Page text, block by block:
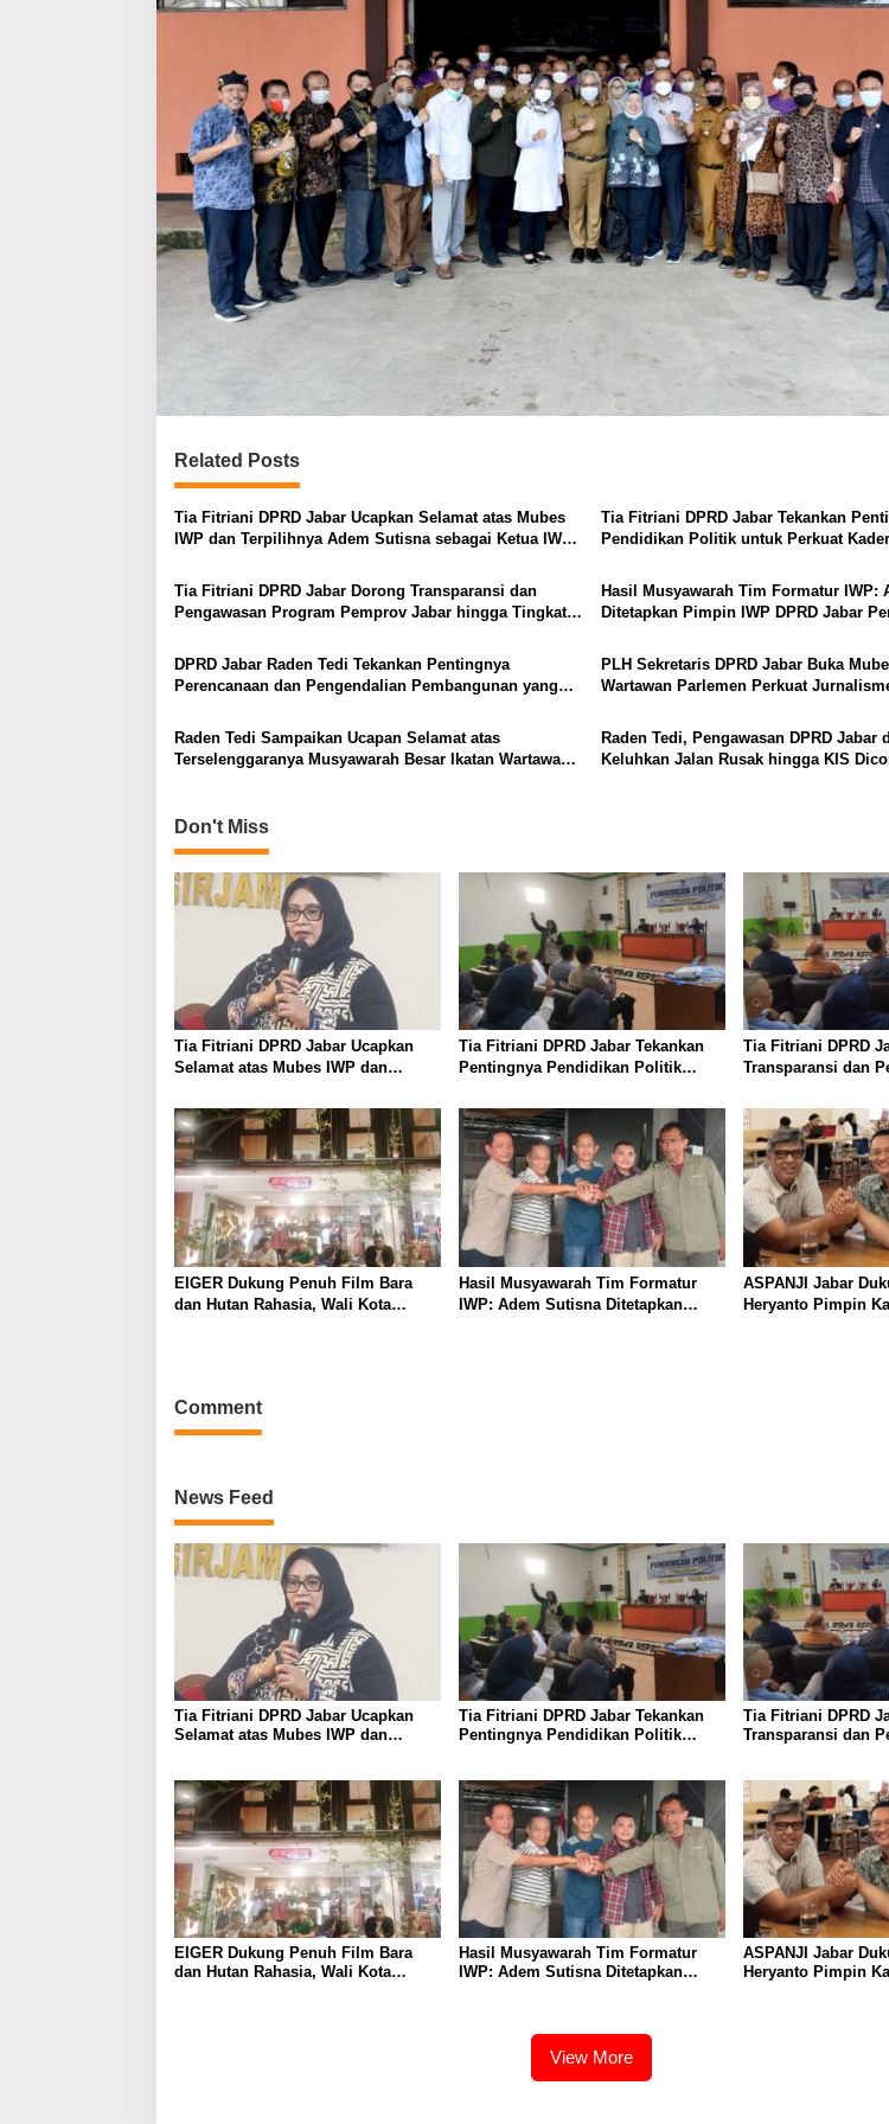
Related Posts
Tia Fitriani DPRD Jabar Ucapkan Selamat atas Mubes
IWP dan Terpilihnya Adem Sutisna sebagai Ketua IWP
Tia Fitriani DPRD Jabar Tekankan
Pendidikan Politik untuk Perkuat
Tia Fitriani DPRD Jabar Dorong Transparansi dan
Pengawasan Program Pemprov Jabar hingga Tingkat
Hasil Musyawarah Tim Formatur IWP:
Ditetapkan Pimpin IWP DPRD Jabar
DPRD Jabar Raden Tedi Tekankan Pentingnya
Perencanaan dan Pengendalian Pembangunan yang
PLH Sekretaris DPRD Jabar Buka
Wartawan Parlemen Perkuat
Raden Tedi Sampaikan Ucapan Selamat atas
Terselenggaranya Musyawarah Besar Ikatan Wartawan
Raden Tedi, Pengawasan DPRD Jabar
Keluhkan Jalan Rusak hingga KIS
Don't Miss
Tia Fitriani DPRD Jabar Ucapkan
Selamat atas Mubes IWP dan
Ketua IWP Jabar
Tia Fitriani DPRD Jabar Tekankan
Pentingnya Pendidikan Politik
Kabupaten Bandung
Tia Fitriani DPRD
Transparansi dan
Tingkat Desa
EIGER Dukung Penuh Film Bara
dan Hutan Rahasia, Wali Kota
Hasil Musyawarah Tim Formatur
IWP: Adem Sutisna Ditetapkan
ASPANJI Jabar
Heryanto Pimpin
Comment
News Feed
Tia Fitriani DPRD Jabar Ucapkan
Selamat atas Mubes IWP dan
Tia Fitriani DPRD Jabar Tekankan
Pentingnya Pendidikan Politik
Tia Fitriani DPRD
Transparansi dan
EIGER Dukung Penuh Film Bara
dan Hutan Rahasia, Wali Kota
Hasil Musyawarah Tim Formatur
IWP: Adem Sutisna Ditetapkan
ASPANJI Jabar
Heryanto Pimpin
View More